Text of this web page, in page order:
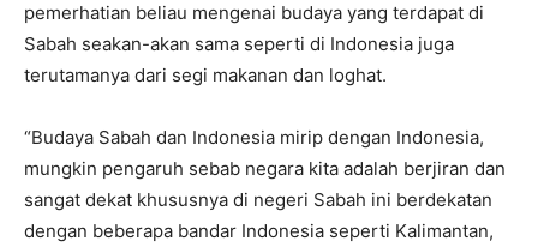
pemerhatian beliau mengenai budaya yang terdapat di
Sabah seakan-akan sama seperti di Indonesia juga
terutamanya dari segi makanan dan loghat.
“Budaya Sabah dan Indonesia mirip dengan Indonesia,
mungkin pengaruh sebab negara kita adalah berjiran dan
sangat dekat khususnya di negeri Sabah ini berdekatan
dengan beberapa bandar Indonesia seperti Kalimantan,